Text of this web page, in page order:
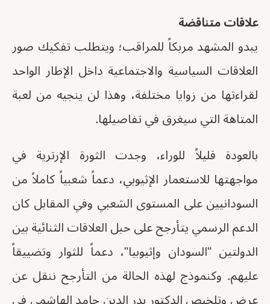
علاقات متناقضة
يبدو المشهد مربكاً للمراقب؛ ويتطلب تفكيك صور
العلاقات السياسية والاجتماعية داخل الإطار الواحد
لقراءتها من زوايا مختلفة، وهذا لن ينجيه من لعبة
المتاهة التي سيغرق في تفاصيلها.
بالعودة قليلاً للوراء، وجدت الثورة الإرترية في
مواجهتها للاستعمار الإثيوبي، دعماً شعبياً كاملاً من
السودانيين على المستوى الشعبي وفي المقابل كان
الدعم الرسمي يتأرجح على حبل العلاقات الثنائية بين
الدولتين "السودان وإثيوبيا"، دعماً للثوار وتضييقاً
عليهم. وكنموذج لهذه الحالة من التأرجح ننقل عن